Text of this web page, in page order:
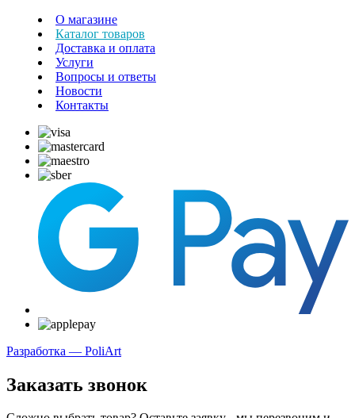
О магазине
Каталог товаров
Доставка и оплата
Услуги
Вопросы и ответы
Новости
Контакты
Разработка — PoliArt
Заказать звонок